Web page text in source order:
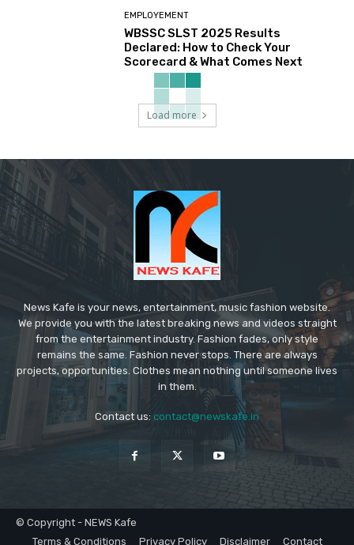
EMPLOYEMENT
WBSSC SLST 2025 Results
Declared: How to Check Your
Scorecard & What Comes Next
Load more
News Kafe is your news, entertainment, music fashion website.
We provide you with the latest breaking news and videos straight
from the entertainment industry. Fashion fades, only style
remains the same. Fashion never stops. There are always
projects, opportunities. Clothes mean nothing until someone lives
in them.
Contact us: contact@newskafe.in
© Copyright - NEWS Kafe
Terms & Conditions
Privacy Policy Disclaimer Contact